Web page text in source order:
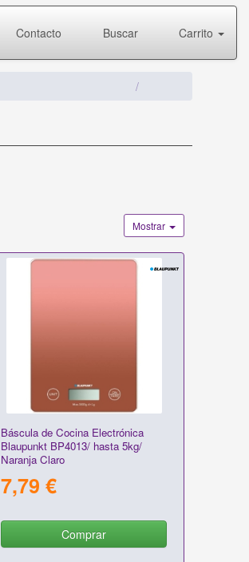
Contacto Buscar Carrito
Mostrar
Báscula de Cocina Electrónica
Blaupunkt BP4013/ hasta 5kg/
Naranja Claro
7,79 €
Comprar